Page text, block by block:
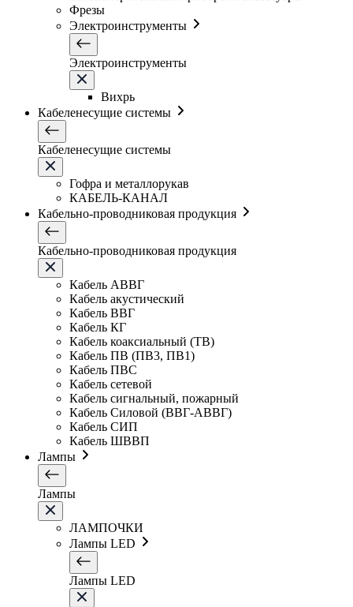
Фрезы
Электроинструменты
Электроинструменты
Вихрь
Кабеленесущие системы
Кабеленесущие системы
Гофра и металлорукав
КАБЕЛЬ-КАНАЛ
Кабельно-проводниковая продукция
Кабельно-проводниковая продукция
Кабель АВВГ
Кабель акустический
Кабель ВВГ
Кабель КГ
Кабель коаксиальный (ТВ)
Кабель ПВ (ПВ3, ПВ1)
Кабель ПВС
Кабель сетевой
Кабель сигнальный, пожарный
Кабель Силовой (ВВГ-АВВГ)
Кабель СИП
Кабель ШВВП
Лампы
Лампы
ЛАМПОЧКИ
Лампы LED
Лампы LED